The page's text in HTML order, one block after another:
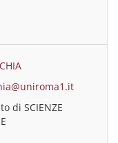
di SCIENZE